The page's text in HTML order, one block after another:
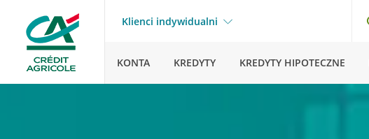
Klienci indywidualni
KONTA KREDYTY KREDYTY HIPOTECZNE